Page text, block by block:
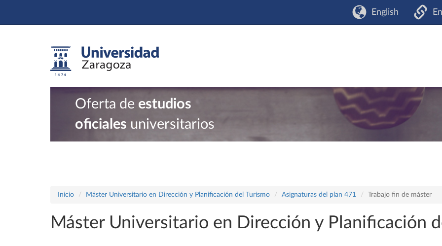
English
Oferta de estudios
oficiales universitarios
Inicio Máster Universitario en Dirección y Planificación del Turismo Asignaturas del plan 471 Trabajo fin de máster
Máster Universitario en Dirección y Planificación